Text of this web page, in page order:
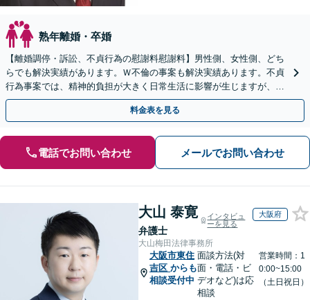
熟年離婚・卒婚
【離婚調停・訴訟、不貞行為の慰謝料慰謝料】男性側、女性側、どち
らでも解決実績があります。Ｗ不倫の事案も解決実績あります。不貞
行為事案では、精神的負担が大きく日常生活に影響が生じますが、弁
護士に委任すれば不安解消につながります。
料金表を見る
電話でお問い合わせ メールでお問い合わせ
大山 泰寛
弁護士
インタビュ
ーを見る
大阪府
大山梅田法律事務所
大阪市東住
吉区 からも
相談受付中
面談方法(対
面・電話・ビ
デオなど)は応
相談
営業時間：1
0:00~15:00
（土日祝日）